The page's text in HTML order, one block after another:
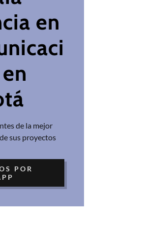
en
de la mejor
sus proyectos
POR